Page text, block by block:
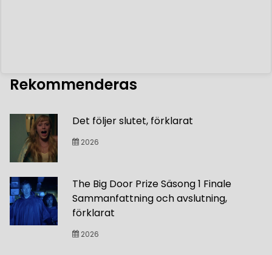
Rekommenderas
Det följer slutet, förklarat
2026
The Big Door Prize Säsong 1 Finale
Sammanfattning och avslutning,
förklarat
2026